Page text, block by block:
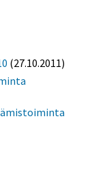
(27.10.2011)